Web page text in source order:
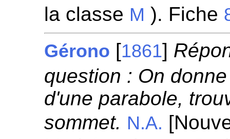
la classe M ). Fiche
Gérono [1861]
question : On
d'une parabole,
sommet. N.A.